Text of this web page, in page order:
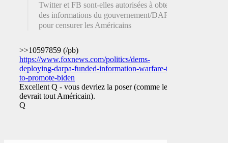
Twitter et FB sont-elles autorisées à obtenir
des informations du gouvernement/DARPA
pour censurer les Américains
>>10597859 (/pb)
https://www.foxnews.com/politics/dems-
deploying-darpa-funded-information-warfare-tool-
to-promote-biden
Excellent Q - vous devriez la poser (comme le
devrait tout Américain).
Q